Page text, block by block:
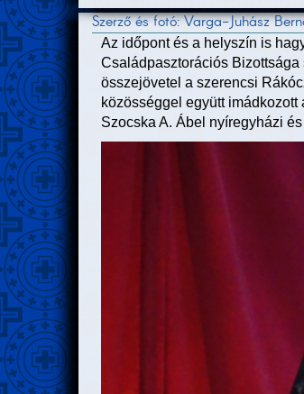
Szerző és fotó: Varga-Juhász
Az időpont és a helyszín is
Családpasztorációs
összejövetel a szerencsi
közösséggel együtt
Szocska A. Ábel nyíregyházi